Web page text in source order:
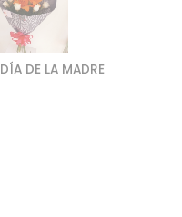
DÍA DE LA MADRE